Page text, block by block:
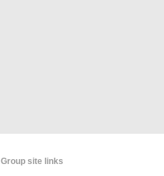
Group site links